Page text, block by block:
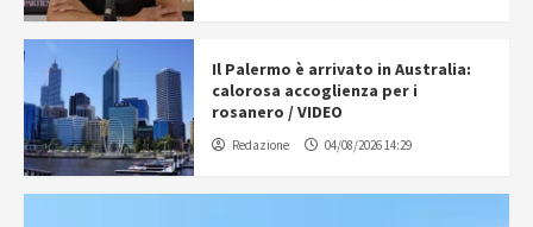
Il Palermo è arrivato in Australia:
calorosa accoglienza per i
rosanero / VIDEO
Redazione 04/08/2026 14:29